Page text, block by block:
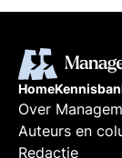
Home
Over
Auteurs en
Redactie